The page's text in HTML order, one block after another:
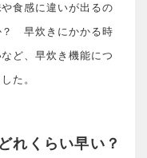
食感に違いが出るの
？ 早炊きにかかる時
ど、早炊き機能につ
た。
れくらい早い？